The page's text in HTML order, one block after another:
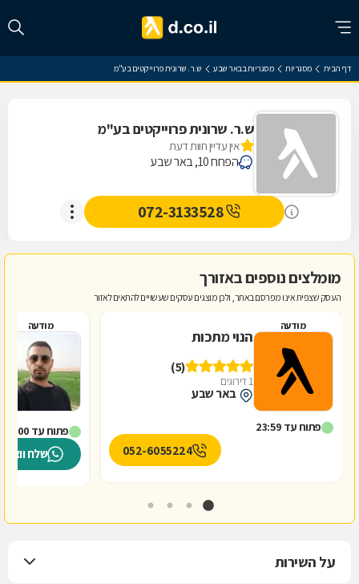
דף הבית מסגריות מסגריות בבאר שבע ש.ר. שרונית פרוייקטים בע"מ
ש.ר. שרונית פרוייקטים בע"מ
אין עדיין חוות דעת
הפחח 10, באר שבע
072-3133528
מומלצים נוספים באזורך
העסק שצפית אינו מפרסם באתר, ולכן מוצגים עסקים שעשויים להתאים לאזור
מודעה
הנוי מתכות
(5)
1 דירוגים
באר שבע
פתוח עד 23:59
052-6055224
מודעה
פתוח עד 18:00
שלח
על השירות